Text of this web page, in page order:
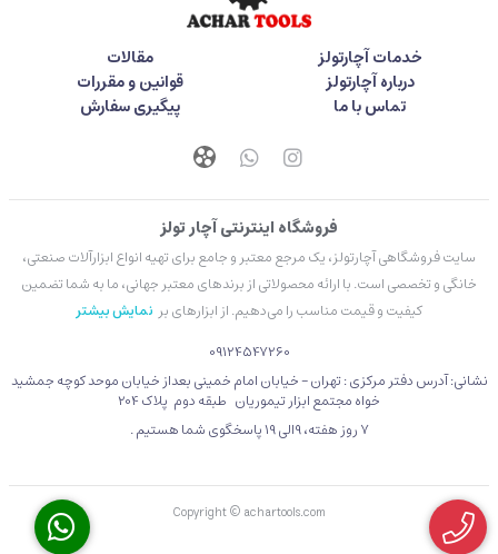
خدمات آچارتولز
مقالات
درباره آچارتولز
قوانین و مقررات
تماس با ما
پیگیری سفارش
فروشگاه اینترنتی آچار تولز
سایت فروشگاهی آچارتولز، یک مرجع معتبر و جامع برای تهیه انواع ابزارآلات صنعتی،
خانگی و تخصصی است. با ارائه محصولاتی از برندهای معتبر جهانی، ما به شما تضمین
کیفیت و قیمت مناسب را می‌دهیم. از ابزارهای بر نمایش بیشتر
09124547260
نشانی: آدرس دفتر مرکزی : تهران - خیابان امام خمینی بعداز خیابان موحد کوچه جمشید
خواه مجتمع ابزار تیموریان طبقه دوم پلاک 204
۷ روز هفته، 9الی 19 پاسخگوی شما هستیم .
Copyright © achartools.com